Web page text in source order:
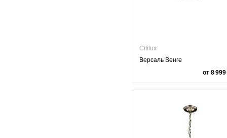
Citilux
Версаль Венге
от 8